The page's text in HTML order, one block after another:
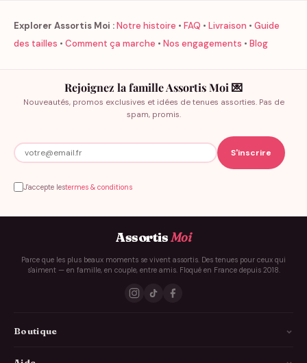
Explorer Assortis Moi :Notre histoire • FAQ • Livraison • Guide
des tailles • Comment ça marche • Nos engagements • Blog
Rejoignez la famille Assortis Moi 💌
Nouveautés, promos exclusives et idées de tenues assorties. Pas de
spam, promis.
J'accepte lestermes & conditions
AssortisMoi
Parce que les plus beaux moments se vivent assortis. Des tenues pour ceux qui
s'aiment — en famille, en couple, entre amis. Floqué en France depuis 2018.
Boutique